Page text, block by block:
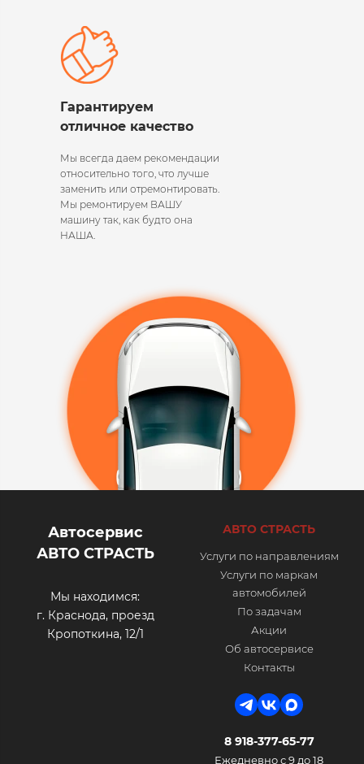
Гарантируем
отличное качество
Мы всегда даем рекомендации
относительно того, что лучше
заменить или отремонтировать.
Мы ремонтируем ВАШУ
машину так, как будто она
НАША.​
Автосервис
АВТО СТРАСТЬ
Мы находимся:
г. Краснода, проезд
Кропоткина, 12/1
АВТО СТРАСТЬ
Услуги по направлениям
Услуги по маркам
автомобилей
По задачам
Акции
Об автосервисе
Контакты
8 918-377-65-77
Ежедневно с 9 до 18